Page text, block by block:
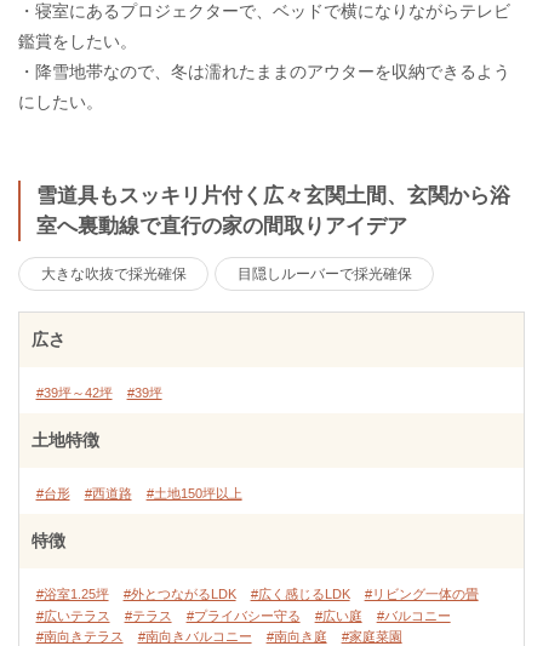
・寝室にあるプロジェクターで、ベッドで横になりながらテレビ
鑑賞をしたい。
・降雪地帯なので、冬は濡れたままのアウターを収納できるよう
にしたい。
雪道具もスッキリ片付く広々玄関土間、玄関から浴
室へ裏動線で直行の家の間取りアイデア
大きな吹抜で採光確保 目隠しルーバーで採光確保
広さ
#39坪～42坪 #39坪
土地特徴
#台形 #西道路 #土地150坪以上
特徴
#浴室1.25坪 #外とつながるLDK #広く感じるLDK
#リビング一体の畳
#広いテラス
#テラス #プライバシー守る #広い庭
#バルコニー
#南向きテラス
#南向きバルコニー #南向き庭
#家庭菜園